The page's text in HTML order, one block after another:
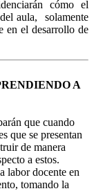
cómo el
aula, solamente
en el desarrollo de
A
que cuando
que se presentan
de manera
a estos.
labor docente en
tomando la